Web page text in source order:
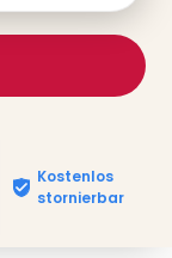
Kostenlos
stornierbar